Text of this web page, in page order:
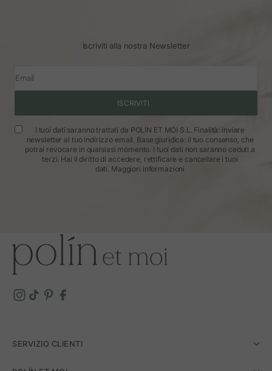
Iscriviti alla nostra Newsletter
Email
ISCRIVITI
I tuoi dati saranno trattati da POLÍN ET MOI S.L. Finalità: inviare
newsletter al tuo indirizzo email. Base giuridica: il tuo consenso, che
potrai revocare in qualsiasi momento. I tuoi dati non saranno ceduti a
terzi. Hai il diritto di accedere, rettificare e cancellare i tuoi
dati. Maggiori informazioni
SERVIZIO CLIENTI